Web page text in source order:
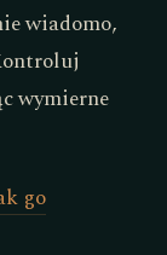
wiadomo,
wymierne
go